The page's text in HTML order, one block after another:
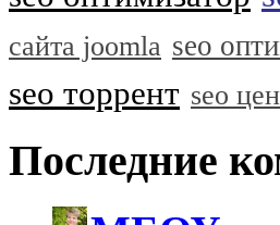
сайта joomla seo
seo торрент seo
Последние